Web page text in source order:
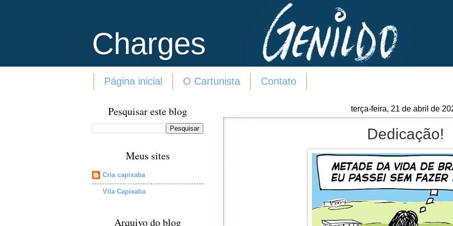
Charges
Página inicial O Cartunista Contato
terça-feira, 21 de abril de
Dedicação!
Pesquisar este blog
Meus sites
Cria capixaba
Vila Capixaba
Arquivo do blog